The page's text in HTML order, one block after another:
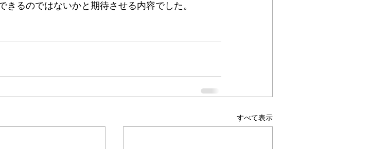
るのではないかと期待させる内容でした。
すべて表示